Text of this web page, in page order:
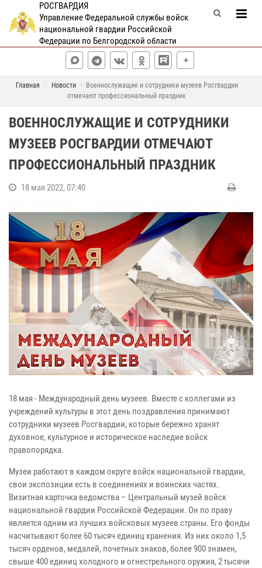
РОСГВАРДИЯ
Управление Федеральной службы войск
национальной гвардии Российской
Федерации по Белгородской области
Главная Новости
Военнослужащие и сотрудники музеев Росгвардии
отмечают профессиональный праздник
ВОЕННОСЛУЖАЩИЕ И СОТРУДНИКИ
МУЗЕЕВ РОСГВАРДИИ ОТМЕЧАЮТ
ПРОФЕССИОНАЛЬНЫЙ ПРАЗДНИК
18 мая 2022, 07:40
18 мая - Международный день музеев. Вместе с коллегами из
учреждений культуры в этот день поздравления принимают
сотрудники музеев Росгвардии, которые бережно хранят
духовное, культурное и историческое наследие войск
правопорядка.
Музеи работают в каждом округе войск национальной гвардии,
свои экспозиции есть в соединениях и воинских частях.
Визитная карточка ведомства – Центральный музей войск
национальной гвардии Российской Федерации. Он по праву
является одним из лучших войсковых музеев страны. Его фонды
насчитывают более 60 тысяч единиц хранения. Из них около 1,5
тысяч орденов, медалей, почетных знаков, более 900 знамен,
свыше 400 единиц холодного и огнестрельного оружия, 2 тысячи